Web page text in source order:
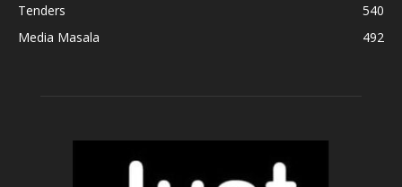
Tenders
540
Media Masala
492